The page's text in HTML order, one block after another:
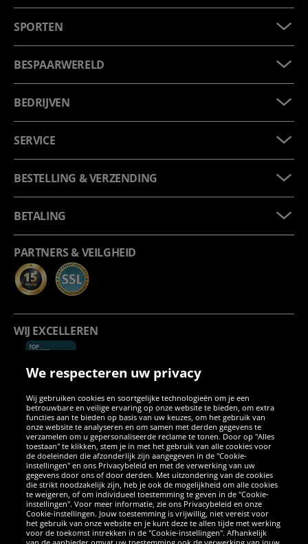
SPORTEN
BESPAARWERELD
BEDRIJVEN
SERVICE
BESTELLING & VERZENDING
BETALING
PARTNERS & VEILGHEID
WIJ EXCELLEREN
SOCIALE MEDIA
FacebookInstagram
WhatsApp
TikTokTwitterYouTube
APPS
We respecteren uw privacy
Wij gebruiken cookies en soortgelijke technologieën om je een
betrouwbare en veilige ervaring op onze website te bieden, om extra
functies aan te bieden op basis van uw keuzes, om het gebruik van
onze website te analyseren en om samen met derden gegevens te
verzamelen om u gepersonaliseerde reclame te tonen. Door op "Alles
toestaan" te klikken, stem je in met het gebruik van alle cookies voor
de doeleinden die afzonderlijk zijn aangegeven in de "Cookie-
instellingen" en ons Privacybeleid en met de verwerking van uw
gegevens door ons of door derden. Met uitzondering van de cookies
die strikt noodzakelijk zijn, heb je ook de mogelijkheid om alle cookies
te weigeren, of om individueel toestemming te geven in de "Cookie-
instellingen". Voor meer informatie, zie ons Privacybeleid en onze
Cookie-instellingen. Jouw toestemming is vrijwillig, niet vereist voor
het gebruik van onze website en je kunt deze te allen tijde met werking
voor de toekomst intrekken in de "Cookie-instellingen". Afhankelijk